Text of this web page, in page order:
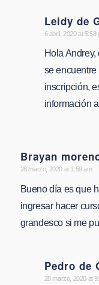
Leidy de
says:
6 abril, 2020 at 5:58
Hola
se
inscripción,
información
Brayan
says:
28 marzo, 2020 at 1:59 am
Bueno día es que
ingresar hacer
grandesco si me
Pedro de
says:
28 marzo, 2020 at